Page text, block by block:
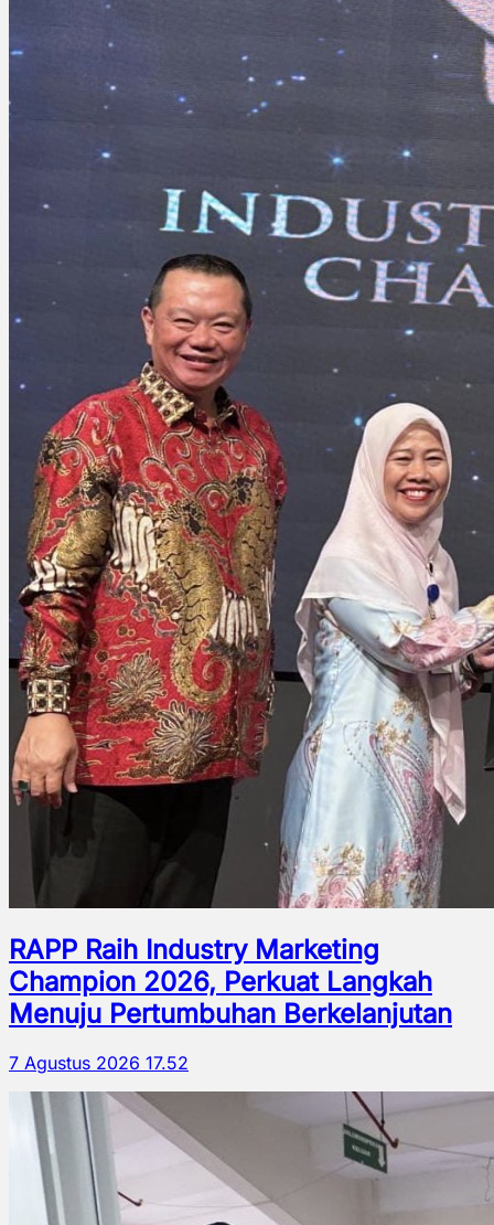
RAPP Raih Industry Marketing
Champion 2026, Perkuat Langkah
Menuju Pertumbuhan Berkelanjutan
7 Agustus 2026 17.52